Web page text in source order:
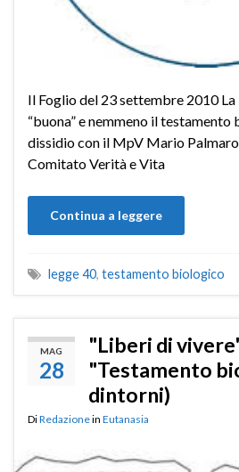
Il Foglio del 23 settembre 2010 La
“buona” e nemmeno il
dissidio con il MpV Mario
Comitato Verità e Vita
Continua a leggere
legge 40, testamento biologico
MAG
28
"Liberi di
"Testamento
dintorni)
DiRedazionein Eutanasia